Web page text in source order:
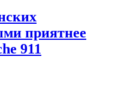
приятнее
911